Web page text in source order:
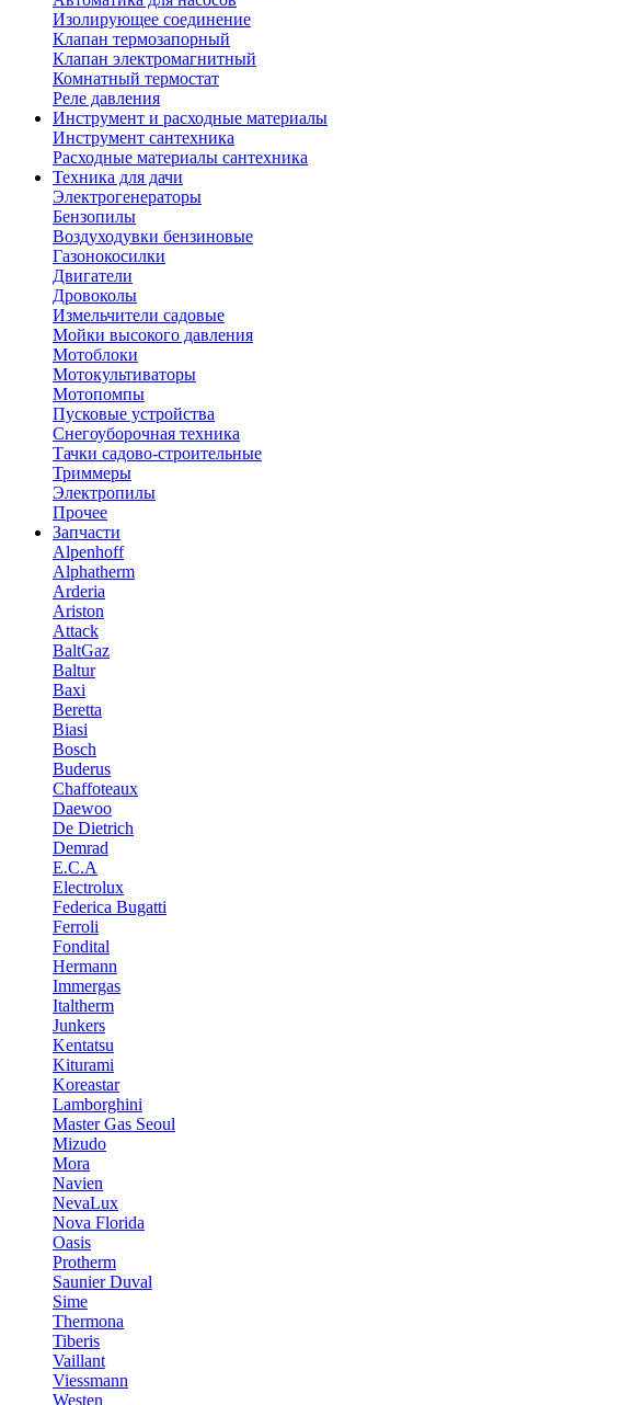
Изолирующее соединение
Клапан термозапорный
Клапан электромагнитный
Комнатный термостат
Реле давления
Инструмент и расходные материалы
Инструмент сантехника
Расходные материалы сантехника
Техника для дачи
Электрогенераторы
Бензопилы
Воздуходувки бензиновые
Газонокосилки
Двигатели
Дровоколы
Измельчители садовые
Мойки высокого давления
Мотоблоки
Мотокультиваторы
Мотопомпы
Пусковые устройства
Снегоуборочная техника
Тачки садово-строительные
Триммеры
Электропилы
Прочее
Запчасти
Alpenhoff
Alphatherm
Arderia
Ariston
Attack
BaltGaz
Baltur
Baxi
Beretta
Biasi
Bosch
Buderus
Chaffoteaux
Daewoo
De Dietrich
Demrad
E.C.A
Electrolux
Federica Bugatti
Ferroli
Fondital
Hermann
Immergas
Italtherm
Junkers
Kentatsu
Kiturami
Koreastar
Lamborghini
Master Gas Seoul
Mizudo
Mora
Navien
NevaLux
Nova Florida
Oasis
Protherm
Saunier Duval
Sime
Thermona
Tiberis
Vaillant
Viessmann
Westen